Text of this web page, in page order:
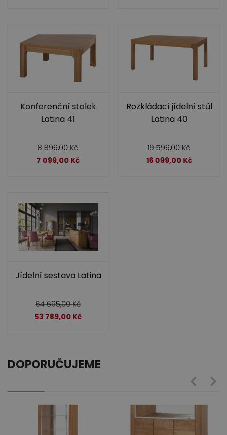
Konferenční stolek
Latina 41
8 899,00Kč
7 099,00 Kč
Rozkládací jídelní stůl
Latina 40
19 599,00Kč
16 099,00 Kč
Jídelní sestava Latina
64 695,00Kč
53 789,00 Kč
DOPORUČUJEME